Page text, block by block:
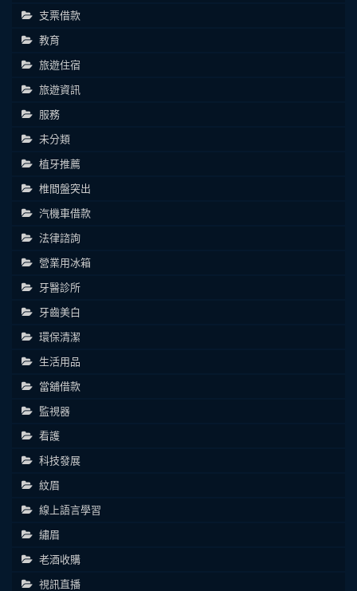
支票借款
教育
旅遊住宿
旅遊資訊
服務
未分類
植牙推薦
椎間盤突出
汽機車借款
法律諮詢
營業用冰箱
牙醫診所
牙齒美白
環保清潔
生活用品
當舖借款
監視器
看護
科技發展
紋眉
線上語言學習
繡眉
老酒收購
視訊直播